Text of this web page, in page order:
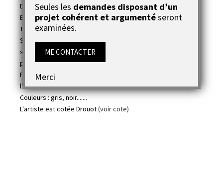
Dimensions : 4x(80x30cm) soit au total 80x120cm
Epaisseur : 1,5cm
Technique : acrylique
Support : toile coton montée sur châssis en bois avec
système d'accroches intégré au dos de l'oeuvre pour une
pose immédiate
Finition : deux couches de vernis acrylique afin de protéger
l'oeuvre
Couleurs : gris, noir.......
L'artiste est cotée Drouot(voir cote)
Seules les demandes disposant d’un
projet cohérent et argumentéseront
examinées.
ME CONTACTER
Merci